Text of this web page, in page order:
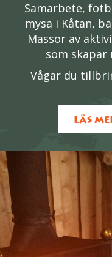
Samarbete,
mysa i Kåtan,
Massor av
som
Vågar du
LÄS